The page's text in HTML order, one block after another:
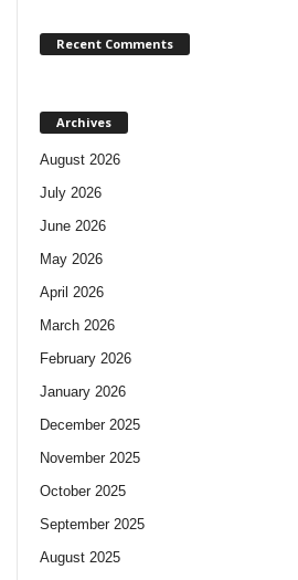
Recent Comments
Archives
August 2026
July 2026
June 2026
May 2026
April 2026
March 2026
February 2026
January 2026
December 2025
November 2025
October 2025
September 2025
August 2025